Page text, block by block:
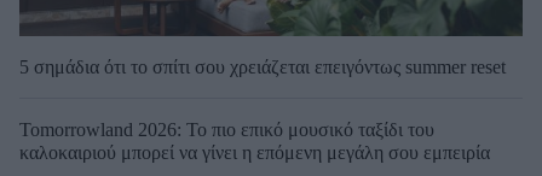
5 σημάδια ότι το σπίτι σου χρειάζεται επειγόντως summer reset
Tomorrowland 2026: Το πιο επικό μουσικό ταξίδι του
καλοκαιριού μπορεί να γίνει η επόμενη μεγάλη σου εμπειρία